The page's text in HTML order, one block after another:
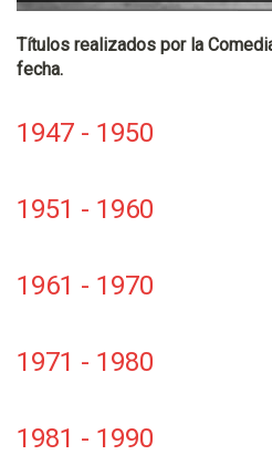
Títulos realizados por la
fecha.
1947 - 1950
1951 - 1960
1961 - 1970
1971 - 1980
1981 - 1990